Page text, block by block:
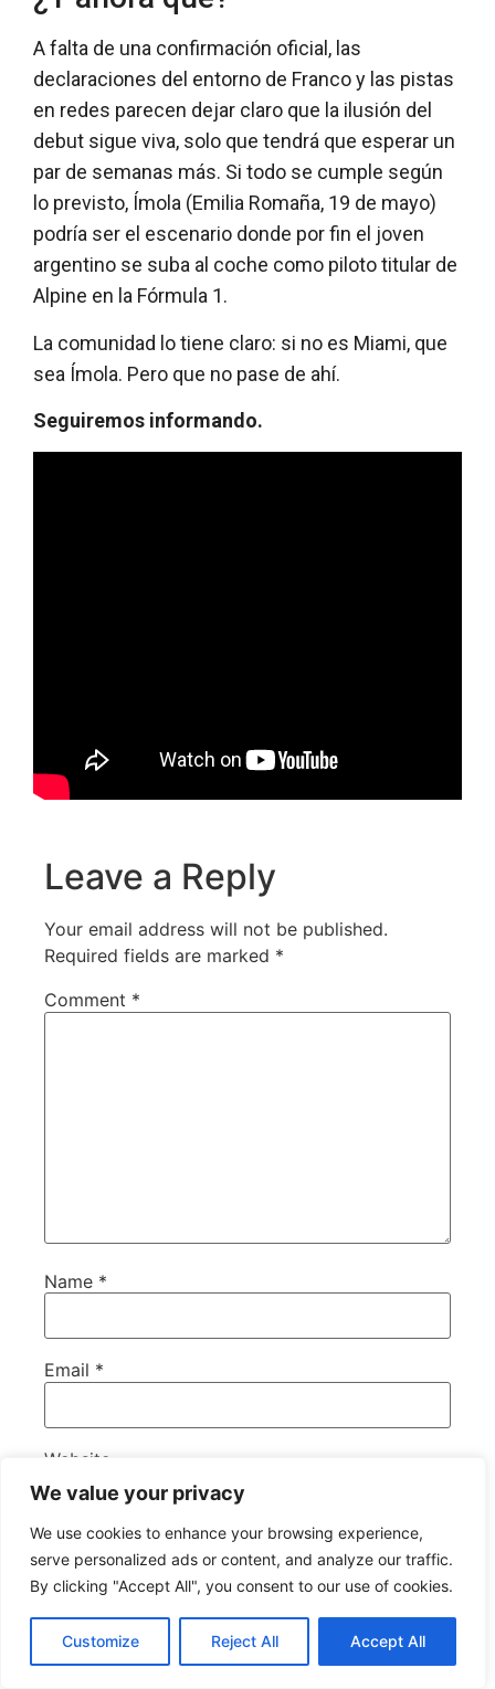
We value your privacy
We use cookies to enhance your browsing experience,
serve personalized ads or content, and analyze our traffic.
By clicking "Accept All", you consent to our use of cookies.
Customize Reject All Accept All
A falta de una confirmación oficial, las
declaraciones del entorno de Franco y las pistas
en redes parecen dejar claro que la ilusión del
debut sigue viva, solo que tendrá que esperar un
par de semanas más. Si todo se cumple según
lo previsto, Ímola (Emilia Romaña, 19 de mayo)
podría ser el escenario donde por fin el joven
argentino se suba al coche como piloto titular de
Alpine en la Fórmula 1.
La comunidad lo tiene claro: si no es Miami, que
sea Ímola. Pero que no pase de ahí.
Seguiremos informando.
Leave a Reply
Your email address will not be published.
Required fields are marked *
Comment *
Name *
Email *
Website
Save my name, email, and website in this
browser for the next time I comment.